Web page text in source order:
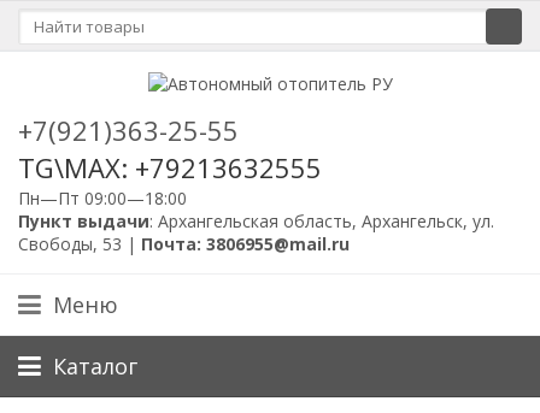
+7(921)363-25-55
TG\MAX: +79213632555
Пн—Пт 09:00—18:00
Пункт выдачи: Архангельская область, Архангельск, ул.
Свободы, 53 | Почта: 3806955@mail.ru
Меню
Каталог